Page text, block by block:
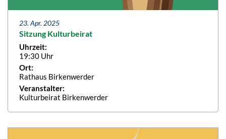
23. Apr. 2025
Sitzung Kulturbeirat
Uhrzeit:
19:30 Uhr
Ort:
Rathaus Birkenwerder
Veranstalter:
Kulturbeirat Birkenwerder